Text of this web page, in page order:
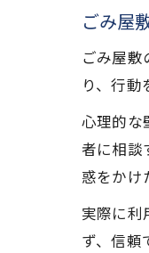
ごみ屋
ごみ屋敷
り、行動
心理的な
者に相談
惑をかけ
実際に利
ず、信頼